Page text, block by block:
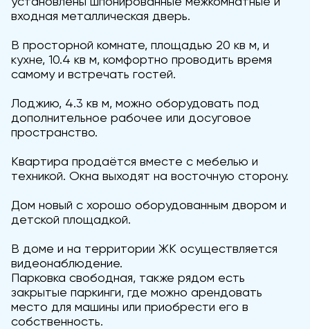
входная металлическая дверь.
В просторной комнате, площадью 20 кв м, и
кухне, 10.4 кв м, комфортно проводить время
самому и встречать гостей.
Лоджию, 4.3 кв м, можно оборудовать под
дополнительное рабочее или досуговое
пространство.
Квартира продаётся вместе с мебелью и
техникой. Окна выходят на восточную сторону.
Дом новый с хорошо оборудованным двором и
детской площадкой.
В доме и на территории ЖК осуществляется
видеонаблюдение.
Парковка свободная, также рядом есть
закрытые паркинги, где можно арендовать
место для машины или приобрести его в
собственность.